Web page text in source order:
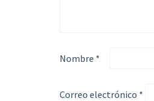
Nombre *
Correo electrónico *